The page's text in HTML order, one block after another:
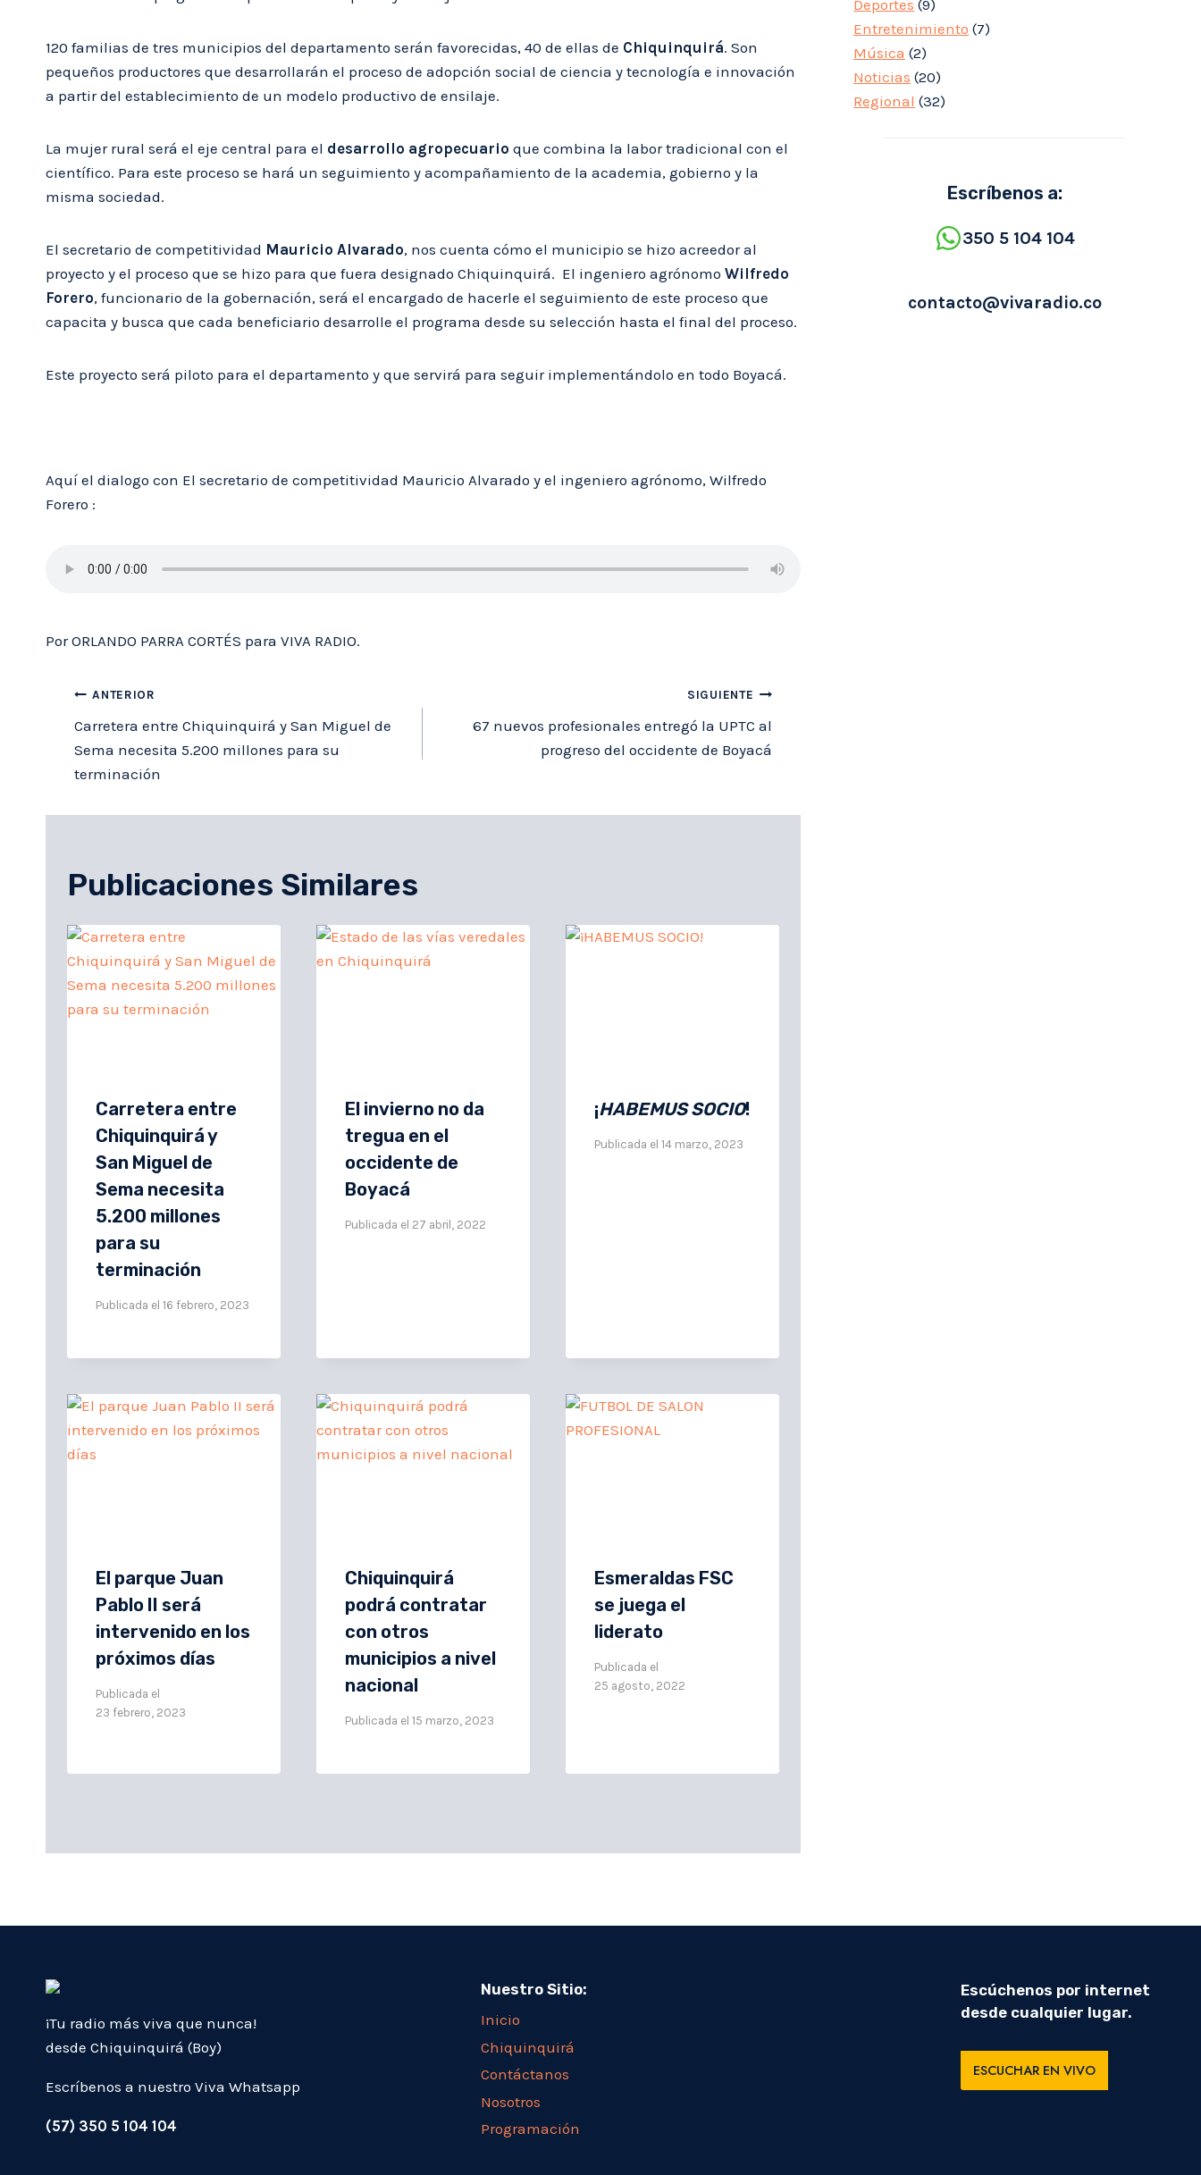
120 familias de tres municipios del departamento serán favorecidas, 40 de ellas de Chiquinquirá. Son
pequeños productores que desarrollarán el proceso de adopción social de ciencia y tecnología e innovación
a partir del establecimiento de un modelo productivo de ensilaje.
La mujer rural será el eje central para el desarrollo agropecuario que combina la labor tradicional con el
científico. Para este proceso se hará un seguimiento y acompañamiento de la academia, gobierno y la
misma sociedad.
El secretario de competitividad Mauricio Alvarado, nos cuenta cómo el municipio se hizo acreedor al
proyecto y el proceso que se hizo para que fuera designado Chiquinquirá. El ingeniero agrónomo Wilfredo
Forero, funcionario de la gobernación, será el encargado de hacerle el seguimiento de este proceso que
capacita y busca que cada beneficiario desarrolle el programa desde su selección hasta el final del proceso.
Este proyecto será piloto para el departamento y que servirá para seguir implementándolo en todo Boyacá.
Aquí el dialogo con El secretario de competitividad Mauricio Alvarado y el ingeniero agrónomo, Wilfredo
Forero :
Por ORLANDO PARRA CORTÉS para VIVA RADIO.
Navegación
de
entradas
ANTERIOR
Carretera entre Chiquinquirá y San Miguel de
Sema necesita 5.200 millones para su
terminación
SIGUIENTE
67 nuevos profesionales entregó la UPTC al
progreso del occidente de Boyacá
Publicaciones Similares
Carretera entre
Chiquinquirá y
San Miguel de
Sema necesita
5.200 millones
para su
terminación
Publicada el 16 febrero, 2023
El invierno no da
tregua en el
occidente de
Boyacá
Publicada el 27 abril, 2022
¡HABEMUS SOCIO!
Publicada el 14 marzo, 2023
El parque Juan
Pablo II será
intervenido en los
próximos días
Publicada el
23 febrero, 2023
Chiquinquirá
podrá contratar
con otros
municipios a nivel
nacional
Publicada el 15 marzo, 2023
Esmeraldas FSC
se juega el
liderato
Publicada el
25 agosto, 2022
Deportes (9)
Entretenimiento (7)
Música (2)
Noticias (20)
Regional (32)
Escríbenos a:
350 5 104 104
contacto@vivaradio.co
¡Tu radio más viva que nunca!
desde Chiquinquirá (Boy)
Escríbenos a nuestro Viva Whatsapp
(57) 350 5 104 104
Nuestro Sitio:
Inicio
Chiquinquirá
Contáctanos
Nosotros
Programación
Escúchenos por internet
desde cualquier lugar.
ESCUCHAR EN VIVO